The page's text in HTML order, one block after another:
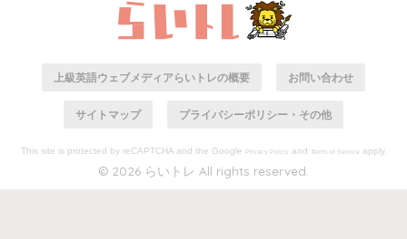
上級英語ウェブメディアらいトレの概要 お問い合わせ
サイトマップ プライバシーポリシー・その他
This site is protected by reCAPTCHA and the Google Privacy Policy and Terms of Service apply.
© 2026 らいトレ All rights reserved.